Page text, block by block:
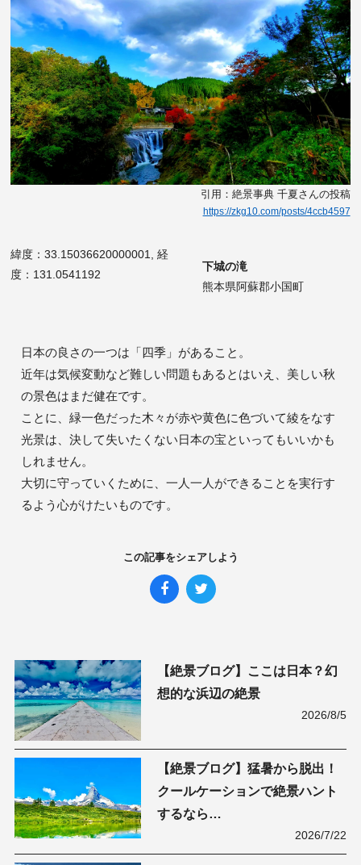
引用：絶景事典 千夏さんの投稿
https://zkg10.com/posts/4ccb4597
緯度：33.15036620000001, 経
度：131.0541192
下城の滝
熊本県阿蘇郡小国町
日本の良さの一つは「四季」があること。
近年は気候変動など難しい問題もあるとはいえ、美しい秋
の景色はまだ健在です。
ことに、緑一色だった木々が赤や黄色に色づいて綾をなす
光景は、決して失いたくない日本の宝といってもいいかも
しれません。
大切に守っていくために、一人一人ができることを実行す
るよう心がけたいものです。
この記事をシェアしよう
【絶景ブログ】ここは日本？幻
想的な浜辺の絶景
2026/8/5
【絶景ブログ】猛暑から脱出！
クールケーションで絶景ハント
するなら…
2026/7/22